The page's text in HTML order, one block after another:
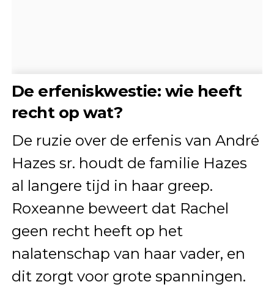
De erfeniskwestie: wie heeft
recht op wat?
De ruzie over de erfenis van André
Hazes sr. houdt de familie Hazes
al langere tijd in haar greep.
Roxeanne beweert dat Rachel
geen recht heeft op het
nalatenschap van haar vader, en
dit zorgt voor grote spanningen.